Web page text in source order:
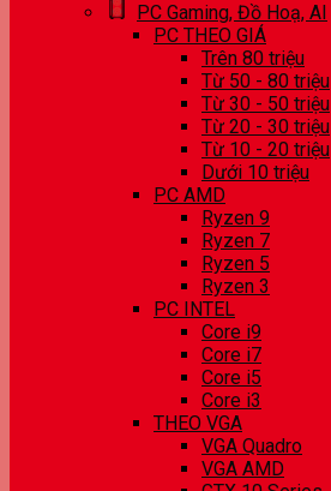
PC Gaming, Đồ Hoạ, AI
PC THEO GIÁ
Trên 80 triệu
Từ 50 - 80 triệu
Từ 30 - 50 triệu
Từ 20 - 30 triệu
Từ 10 - 20 triệu
Dưới 10 triệu
PC AMD
Ryzen 9
Ryzen 7
Ryzen 5
Ryzen 3
PC INTEL
Core i9
Core i7
Core i5
Core i3
THEO VGA
VGA Quadro
VGA AMD